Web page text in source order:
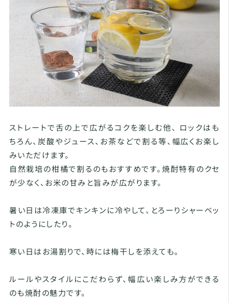
ストレートで舌の上で広がるコクを楽しむ他、 ロックはも
ちろん、炭酸やジュース、お茶などで割る等、幅広くお楽し
みいただけます。
自然栽培の柑橘で割るのもおすすめです。焼酎特有のクセ
が少なく、お米の甘みと旨みが広がります。
暑い日は冷凍庫でキンキンに冷やして、とろーりシャーベッ
トのようにしたり。
寒い日はお湯割りで、時には梅干しを添えても。
ルールやスタイルにこだわらず、幅広い楽しみ方ができる
のも焼酎の魅力です。